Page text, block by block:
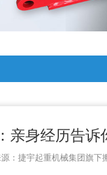
亲身经历告诉
：捷宇起重机械集团旗下